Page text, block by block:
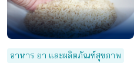
อาหาร ยา และผลิตภัณฑ์สุขภาพ